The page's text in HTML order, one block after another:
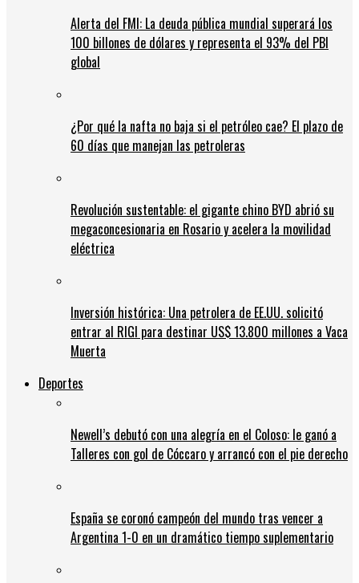
Alerta del FMI: La deuda pública mundial superará los
100 billones de dólares y representa el 93% del PBI
global
¿Por qué la nafta no baja si el petróleo cae? El plazo de
60 días que manejan las petroleras
Revolución sustentable: el gigante chino BYD abrió su
megaconcesionaria en Rosario y acelera la movilidad
eléctrica
Inversión histórica: Una petrolera de EE.UU. solicitó
entrar al RIGI para destinar US$ 13.800 millones a Vaca
Muerta
Deportes
Newell’s debutó con una alegría en el Coloso: le ganó a
Talleres con gol de Cóccaro y arrancó con el pie derecho
España se coronó campeón del mundo tras vencer a
Argentina 1-0 en un dramático tiempo suplementario